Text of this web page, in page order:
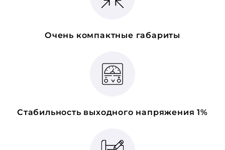
Очень компактные габариты
Стабильность выходного напряжения 1%